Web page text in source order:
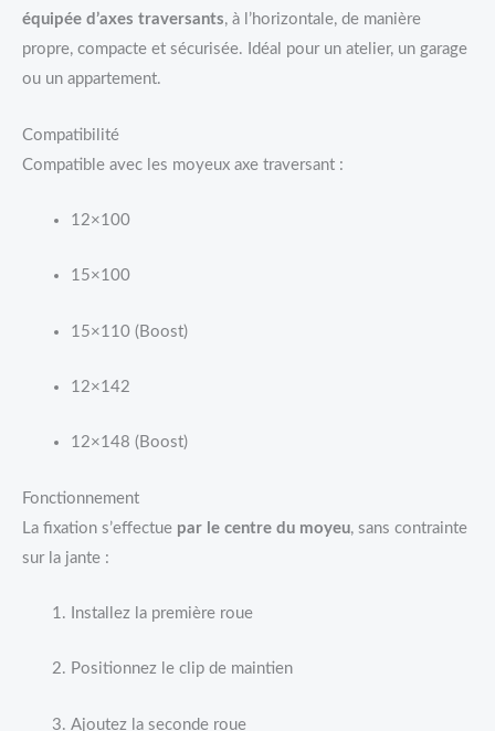
équipée d’axes traversants, à l’horizontale, de manière
propre, compacte et sécurisée. Idéal pour un atelier, un garage
ou un appartement.
Compatibilité
Compatible avec les moyeux axe traversant :
12×100
15×100
15×110 (Boost)
12×142
12×148 (Boost)
Fonctionnement
La fixation s’effectue par le centre du moyeu, sans contrainte
sur la jante :
Installez la première roue
Positionnez le clip de maintien
Ajoutez la seconde roue